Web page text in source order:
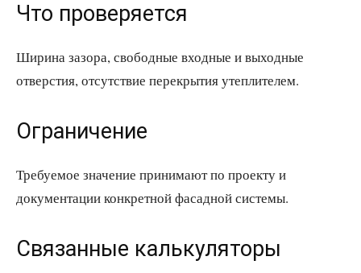
Что проверяется
Ширина зазора, свободные входные и выходные
отверстия, отсутствие перекрытия утеплителем.
Ограничение
Требуемое значение принимают по проекту и
документации конкретной фасадной системы.
Связанные калькуляторы